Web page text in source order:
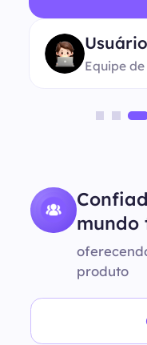
Equipe
mundo
produto